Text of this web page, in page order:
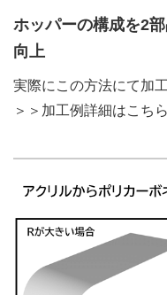
ホッパーの構成を2
向上
実際にこの方法にて加
＞＞加工例詳細はこちら